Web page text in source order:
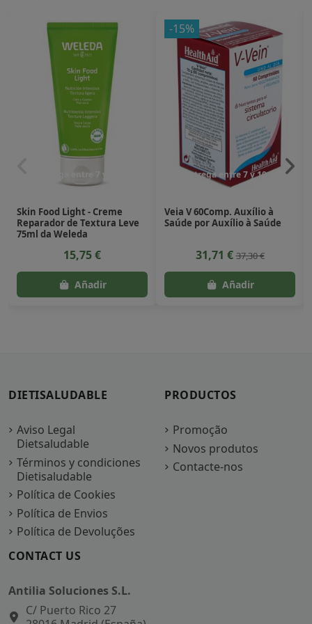
Entrega entre 7 y 10 dias
Skin Food Light - Creme
Reparador de Textura Leve
75ml da Weleda
15,75 €
-15%
Entrega entre 7 y 10 dias
Veia V 60Comp. Auxílio à
Saúde por Auxílio à Saúde
31,71 €37,30 €
DIETISALUDABLE
Aviso Legal
Dietsaludable
Términos y condiciones
Dietisaludable
Política de Cookies
Política de Envios
Política de Devoluções
PRODUCTOS
Promoção
Novos produtos
Contacte-nos
CONTACT US
Antilia Soluciones S.L.
C/ Puerto Rico 27